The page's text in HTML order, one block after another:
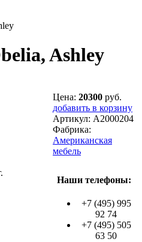
Ashley
Цена: 20300 руб.
добавить в корзину
Артикул: A2000204
Фабрика:
Американская
мебель
Наши телефоны:
+7 (495) 995
92 74
+7 (495) 505
63 50